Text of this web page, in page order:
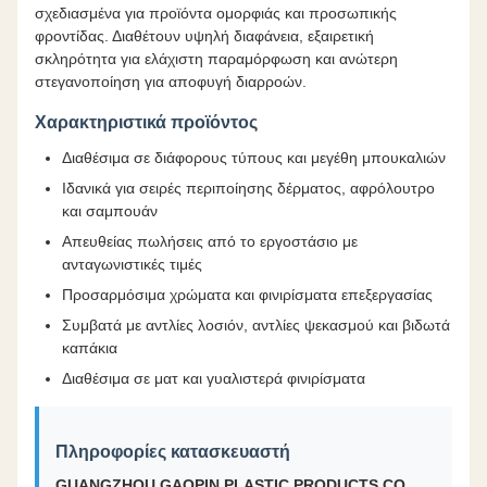
σχεδιασμένα για προϊόντα ομορφιάς και προσωπικής
φροντίδας. Διαθέτουν υψηλή διαφάνεια, εξαιρετική
σκληρότητα για ελάχιστη παραμόρφωση και ανώτερη
στεγανοποίηση για αποφυγή διαρροών.
Χαρακτηριστικά προϊόντος
Διαθέσιμα σε διάφορους τύπους και μεγέθη μπουκαλιών
Ιδανικά για σειρές περιποίησης δέρματος, αφρόλουτρο
και σαμπουάν
Απευθείας πωλήσεις από το εργοστάσιο με
ανταγωνιστικές τιμές
Προσαρμόσιμα χρώματα και φινιρίσματα επεξεργασίας
Συμβατά με αντλίες λοσιόν, αντλίες ψεκασμού και βιδωτά
καπάκια
Διαθέσιμα σε ματ και γυαλιστερά φινιρίσματα
Πληροφορίες κατασκευαστή